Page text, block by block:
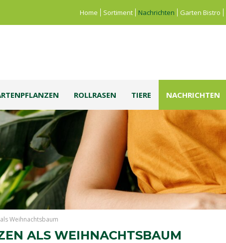
Weihnachtsbaum
Home Sortiment Nachrichten Garten Bistro
ROLLRASEN TIERE NACHRICHTEN
ALS WEIHNACHTSBAUM